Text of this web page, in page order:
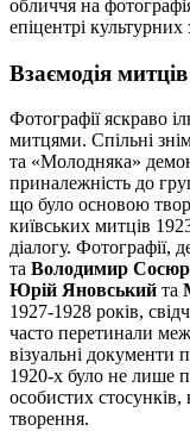
обличчя на
епіцентрі культурних
Взаємодія митців
Фотографії яскраво
митцями. Спільні
та «Молодняка»
приналежність до
що було основою
київських митців
діалогу. Фотографії,
та Володимир
Юрій Яновський та
1927-1928 років,
часто перетинали
візуальні документи
1920-х було не лише
особистих стосунків,
творення.